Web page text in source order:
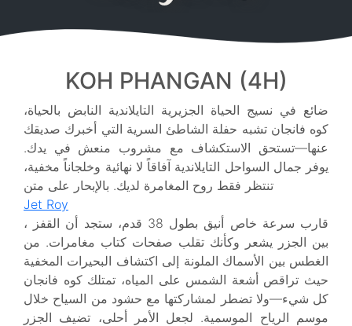
KOH PHANGAN (4H)
ضائع في نسيج الحياة الجزيرية التايلاندية النابض بالحياة،
كوه فانجان تشبه حفلة الشاطئ السرية التي أخبرك صديقك
عنها—تستحق الاستكشاف مع مشروب منعش في يدك.
يوفر جمال السواحل التايلاندية آفاقاً لا نهائية وخلجاناً مخفية،
تنتظر فقط روح المغامرة لديك. بالإبحار على متن
Jet Roy
، قارب سرعة خاص أنيق بطول 38 قدم، ستجد أن القفز
بين الجزر يشعر وكأنك تقلب صفحات كتاب مغامرات. من
الغطس بين الأسماك الملونة إلى اكتشاف البحيرات المخفية
حيث تراقص أشعة الشمس على المياه، تمتلك كوه فانجان
كل شيء—ولا تضطر لمشاركتها مع حشود من السياح خلال
موسم الرياح الموسمية. لجعل الأمر أحلى، تضيف الجزر